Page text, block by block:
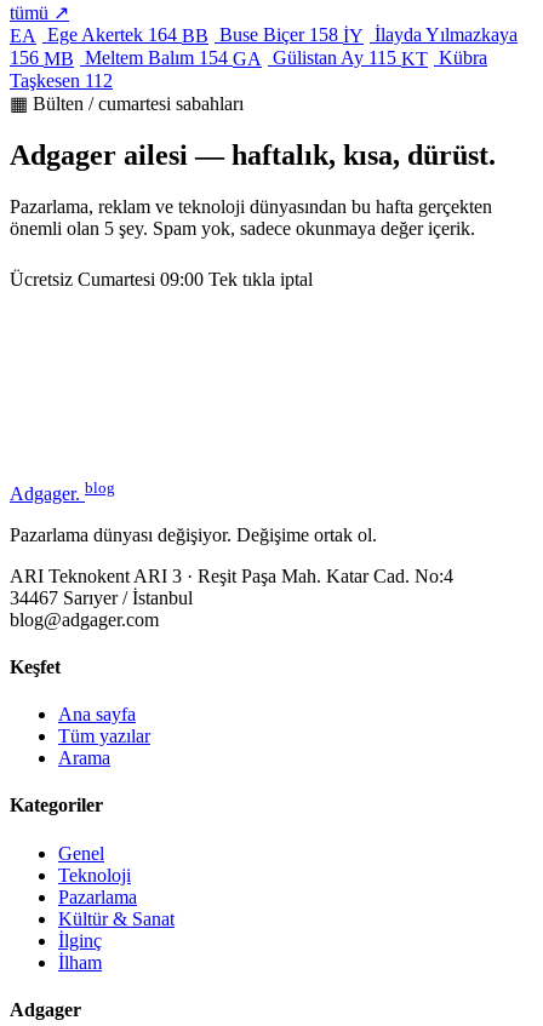
tümü ↗
EA
Ege Akertek 164 BB Buse Biçer 158 İY İlayda Yılmazkaya
156 MB Meltem Balım 154 GA Gülistan Ay 115 KT Kübra
Taşkesen 112
▦ Bülten / cumartesi sabahları
Adgager ailesi — haftalık, kısa, dürüst.
Pazarlama, reklam ve teknoloji dünyasından bu hafta gerçekten
önemli olan 5 şey. Spam yok, sadece okunmaya değer içerik.
Ücretsiz Cumartesi 09:00 Tek tıkla iptal
Adgager. blog
Pazarlama dünyası değişiyor. Değişime ortak ol.
ARI Teknokent ARI 3 · Reşit Paşa Mah. Katar Cad. No:4
34467 Sarıyer / İstanbul
blog@adgager.com
Keşfet
Ana sayfa
Tüm yazılar
Arama
Kategoriler
Genel
Teknoloji
Pazarlama
Kültür & Sanat
İlginç
İlham
Adgager